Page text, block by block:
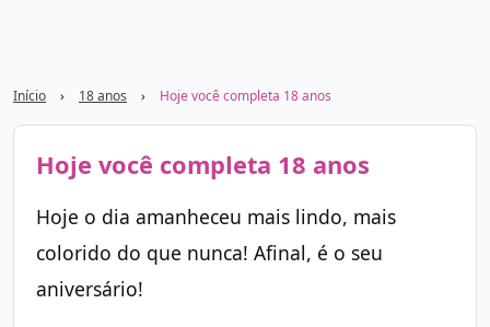
Início › 18 anos › Hoje você completa 18 anos
Hoje você completa 18 anos
Hoje o dia amanheceu mais lindo, mais
colorido do que nunca! Afinal, é o seu
aniversário!